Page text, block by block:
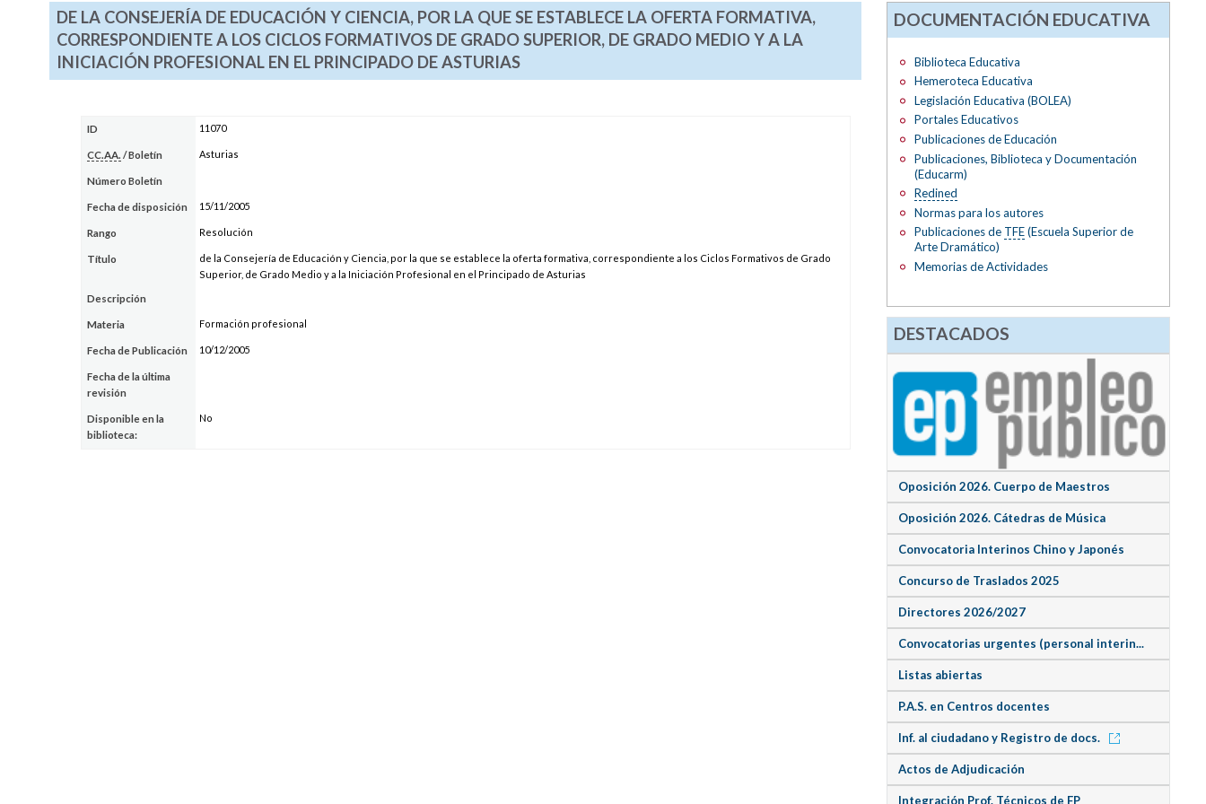
DE LA CONSEJERÍA DE EDUCACIÓN Y CIENCIA, POR LA QUE SE ESTABLECE LA OFERTA FORMATIVA,
CORRESPONDIENTE A LOS CICLOS FORMATIVOS DE GRADO SUPERIOR, DE GRADO MEDIO Y A LA
INICIACIÓN PROFESIONAL EN EL PRINCIPADO DE ASTURIAS
ID 11070
CC.AA. / Boletín Asturias
Número Boletín
Fecha de disposición 15/11/2005
Rango Resolución
Título
de la Consejería de Educación y Ciencia, por la que se establece la oferta formativa, correspondiente a los Ciclos Formativos de Grado
Superior, de Grado Medio y a la Iniciación Profesional en el Principado de Asturias
Descripción
Materia Formación profesional
Fecha de Publicación 10/12/2005
Fecha de la última
revisión
Disponible en la
biblioteca:
No
DOCUMENTACIÓN EDUCATIVA
Biblioteca Educativa
Hemeroteca Educativa
Legislación Educativa (BOLEA)
Portales Educativos
Publicaciones de Educación
Publicaciones, Biblioteca y Documentación
(Educarm)
Redined
Normas para los autores
Publicaciones de TFE(Escuela Superior de
Arte Dramático)
Memorias de Actividades
DESTACADOS
Oposición 2026. Cuerpo de Maestros
Oposición 2026. Cátedras de Música
Convocatoria Interinos Chino y Japonés
Concurso de Traslados 2025
Directores 2026/2027
Convocatorias urgentes (personal interin...
Listas abiertas
P.A.S. en Centros docentes
Inf. al ciudadano y Registro de docs.
Actos de Adjudicación
Integración Prof. Técnicos de FP